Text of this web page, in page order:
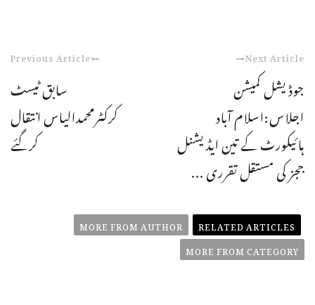
Previous Article
سابق ٹیسٹ
کرکٹرمحمدالیاس انتقال
کرگئے
Next Article
جوڈیشل کمیشن
اجلاس:اسلام آباد
ہائیکورٹ کے تین ایڈیشنل
ججز کی مستقل تقرری ...
RELATED ARTICLES
MORE FROM AUTHOR
MORE FROM CATEGORY